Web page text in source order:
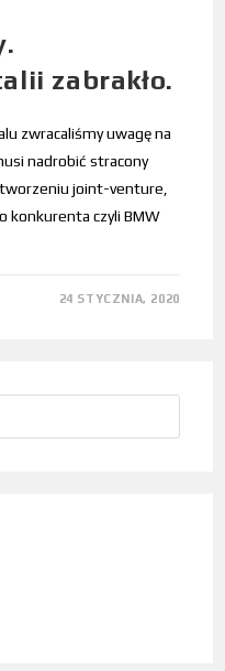
zabrakło.
zwracaliśmy uwagę na
nadrobić stracony
joint-venture,
konkurenta czyli BMW
24 STYCZNIA, 2020